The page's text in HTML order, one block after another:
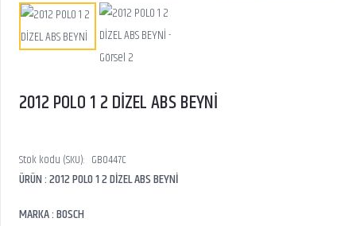
2012 POLO 1 2 DİZEL ABS BEYNİ
Stok kodu (SKU): GB0447C
ÜRÜN : 2012 POLO 1 2 DİZEL ABS BEYNİ
MARKA : BOSCH